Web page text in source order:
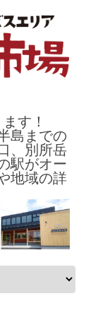
す！
島までの
、別所岳
駅がオー
地域の詳